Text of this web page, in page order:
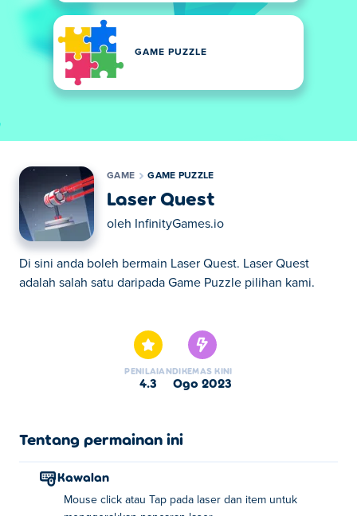
GAME PUZZLE
GAME GAME PUZZLE
Laser Quest
oleh InfinityGames.io
Di sini anda boleh bermain Laser Quest. Laser Quest
adalah salah satu daripada Game Puzzle pilihan kami.
PENILAIAN
4.3
DIKEMAS KINI
Ogo 2023
Tentang permainan ini
Kawalan
Mouse click atau Tap pada laser dan item untuk